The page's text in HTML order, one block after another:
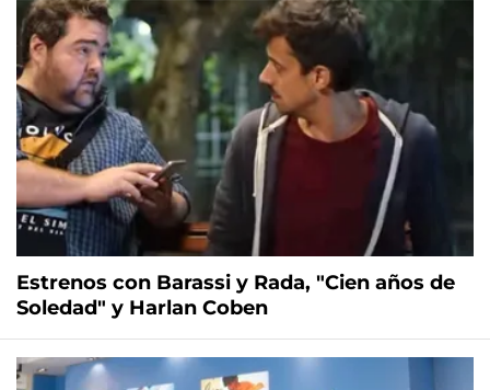
Estrenos con Barassi y Rada, "Cien años de
Soledad" y Harlan Coben